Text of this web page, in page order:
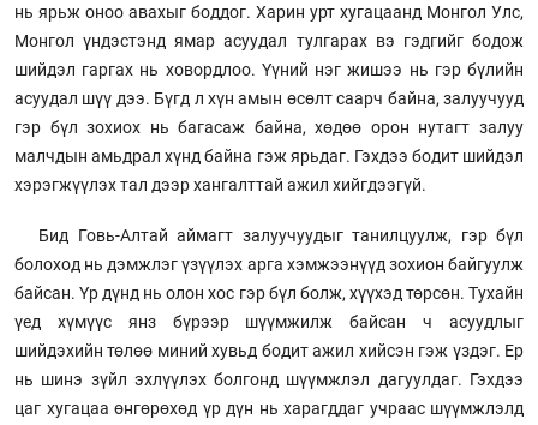
нь ярьж оноо авахыг боддог. Харин урт хугацаанд Монгол Улс,
Монгол үндэстэнд ямар асуудал тулгарах вэ гэдгийг бодож
шийдэл гаргах нь ховордлоо. Үүний нэг жишээ нь гэр бүлийн
асуудал шүү дээ. Бүгд л хүн амын өсөлт саарч байна, залуучууд
гэр бүл зохиох нь багасаж байна, хөдөө орон нутагт залуу
малчдын амьдрал хүнд байна гэж ярьдаг. Гэхдээ бодит шийдэл
хэрэгжүүлэх тал дээр хангалттай ажил хийгдээгүй.
Бид Говь-Алтай аймагт залуучуудыг танилцуулж, гэр бүл
болоход нь дэмжлэг үзүүлэх арга хэмжээнүүд зохион байгуулж
байсан. Үр дүнд нь олон хос гэр бүл болж, хүүхэд төрсөн. Тухайн
үед хүмүүс янз бүрээр шүүмжилж байсан ч асуудлыг
шийдэхийн төлөө миний хувьд бодит ажил хийсэн гэж үздэг. Ер
нь шинэ зүйл эхлүүлэх болгонд шүүмжлэл дагуулдаг. Гэхдээ
цаг хугацаа өнгөрөхөд үр дүн нь харагддаг учраас шүүмжлэлд